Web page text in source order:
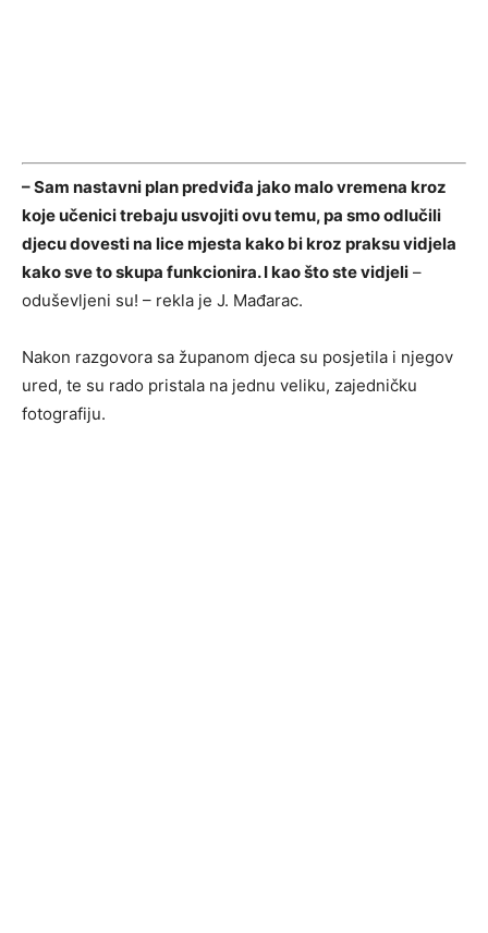
– Sam nastavni plan predviđa jako malo vremena kroz
koje učenici trebaju usvojiti ovu temu, pa smo odlučili
djecu dovesti na lice mjesta kako bi kroz praksu vidjela
kako sve to skupa funkcionira. I kao što ste vidjeli –
oduševljeni su! – rekla je J. Mađarac.
Nakon razgovora sa županom djeca su posjetila i njegov
ured, te su rado pristala na jednu veliku, zajedničku
fotografiju.